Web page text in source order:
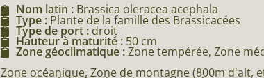
Nom latin : Brassica oleracea acephala
Type : Plante de la famille des Brassicacées
Type de port : droit
Hauteur à maturité : 50 cm
Zone géoclimatique :Zone tempérée, Zone
Zone océanique, Zone de montagne (800m d'alt,